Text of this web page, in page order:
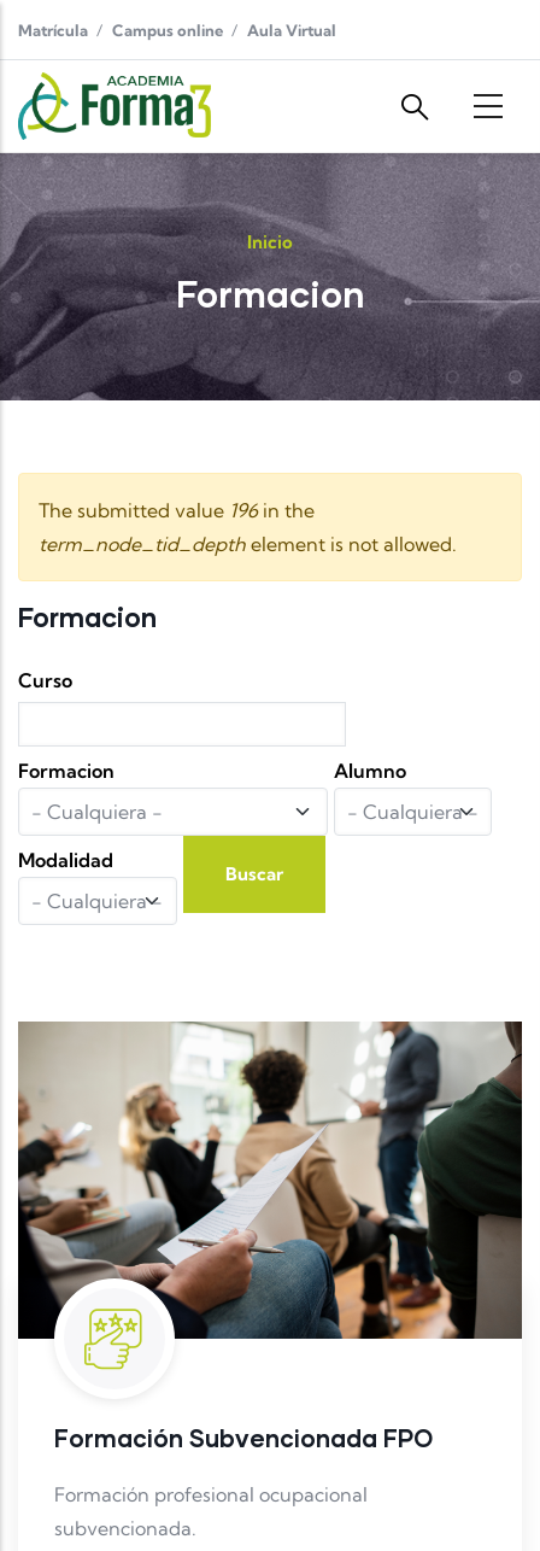
Matrícula Campus online Aula Virtual
Inicio
Formacion
Mensaje de advertencia
The submitted value 196in the
term_node_tid_depth element is not allowed.
Formacion
Curso
Formacion Alumno
Modalidad
Formación Subvencionada FPO
Formación profesional ocupacional
subvencionada.